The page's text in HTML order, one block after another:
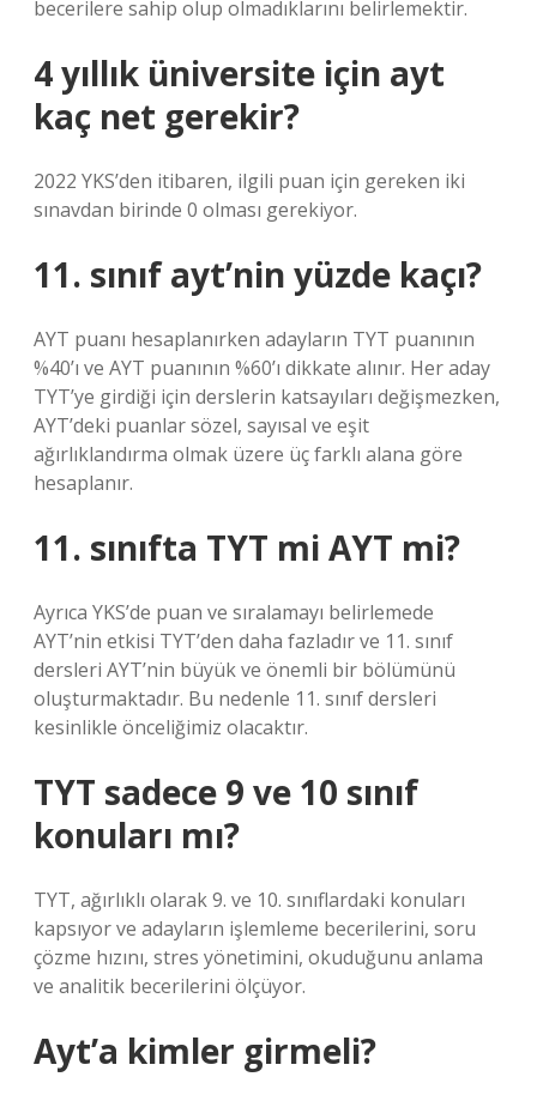
becerilere sahip olup olmadıklarını belirlemektir.
4 yıllık üniversite için ayt
kaç net gerekir?
2022 YKS’den itibaren, ilgili puan için gereken iki
sınavdan birinde 0 olması gerekiyor.
11. sınıf ayt’nin yüzde kaçı?
AYT puanı hesaplanırken adayların TYT puanının
%40’ı ve AYT puanının %60’ı dikkate alınır. Her aday
TYT’ye girdiği için derslerin katsayıları değişmezken,
AYT’deki puanlar sözel, sayısal ve eşit
ağırlıklandırma olmak üzere üç farklı alana göre
hesaplanır.
11. sınıfta TYT mi AYT mi?
Ayrıca YKS’de puan ve sıralamayı belirlemede
AYT’nin etkisi TYT’den daha fazladır ve 11. sınıf
dersleri AYT’nin büyük ve önemli bir bölümünü
oluşturmaktadır. Bu nedenle 11. sınıf dersleri
kesinlikle önceliğimiz olacaktır.
TYT sadece 9 ve 10 sınıf
konuları mı?
TYT, ağırlıklı olarak 9. ve 10. sınıflardaki konuları
kapsıyor ve adayların işlemleme becerilerini, soru
çözme hızını, stres yönetimini, okuduğunu anlama
ve analitik becerilerini ölçüyor.
Ayt’a kimler girmeli?